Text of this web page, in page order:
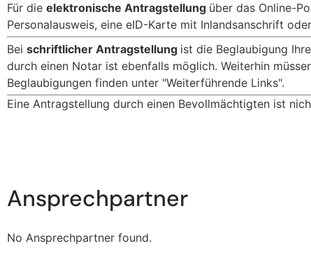
Für die elektronische Antragstellung über das Online-
Personalausweis, eine eID-Karte mit Inlandsanschrift
Bei schriftlicher Antragstellung ist die Beglaubigung
durch einen Notar ist ebenfalls möglich. Weiterhin
Beglaubigungen finden unter "Weiterführende Links".
Eine Antragstellung durch einen Bevollmächtigten ist
Ansprechpartner
No Ansprechpartner found.